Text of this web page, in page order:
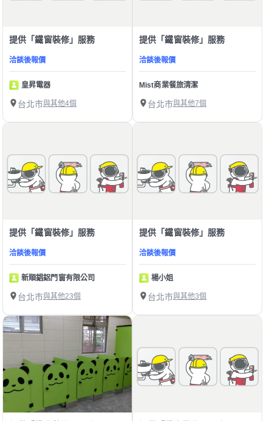
提供「鐵窗裝修」服務
洽談後報價
皇昇電器
台北市與其他4個
提供「鐵窗裝修」服務
洽談後報價
Mist商業餐旅清潔
台北市與其他7個
提供「鐵窗裝修」服務
洽談後報價
新順錩鋁門窗有限公司
台北市與其他23個
提供「鐵窗裝修」服務
洽談後報價
楊小姐
台北市與其他3個